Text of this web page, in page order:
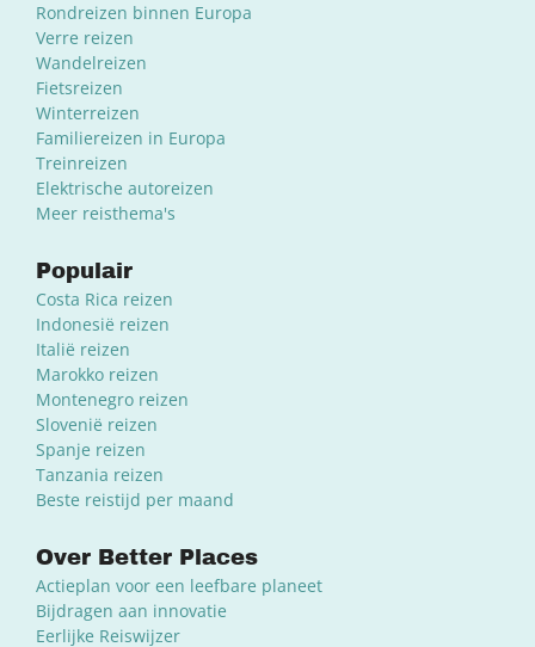
Rondreizen binnen Europa
Verre reizen
Wandelreizen
Fietsreizen
Winterreizen
Familiereizen in Europa
Treinreizen
Elektrische autoreizen
Meer reisthema's
Populair
Costa Rica reizen
Indonesië reizen
Italië reizen
Marokko reizen
Montenegro reizen
Slovenië reizen
Spanje reizen
Tanzania reizen
Beste reistijd per maand
Over Better Places
Actieplan voor een leefbare planeet
Bijdragen aan innovatie
Eerlijke Reiswijzer